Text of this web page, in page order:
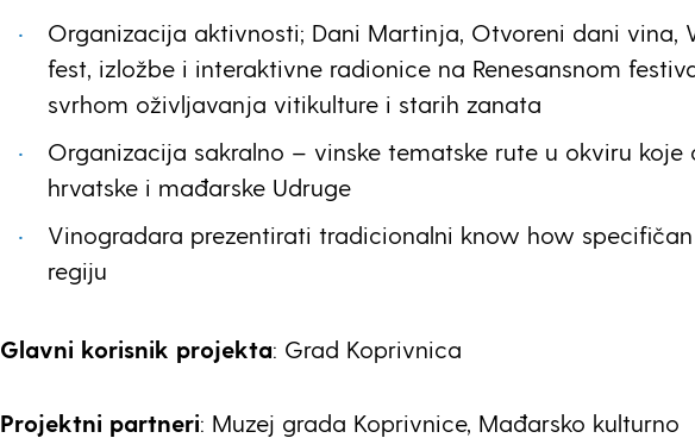
Organizacija aktivnosti; Dani Martinja, Otvoreni dani vina,
fest, izložbe i interaktivne radionice na Renesansnom
svrhom oživljavanja vitikulture i starih zanata
Organizacija sakralno – vinske tematske rute u okviru koje
hrvatske i mađarske Udruge
Vinogradara prezentirati tradicionalni know how
regiju
Glavni korisnik projekta: Grad Koprivnica
Projektni partneri: Muzej grada Koprivnice, Mađarsko kulturno